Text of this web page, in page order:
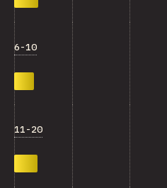
6-10
11-20